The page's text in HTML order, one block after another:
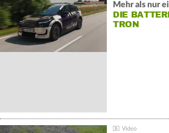
Mehr als nur
DIE
TRON